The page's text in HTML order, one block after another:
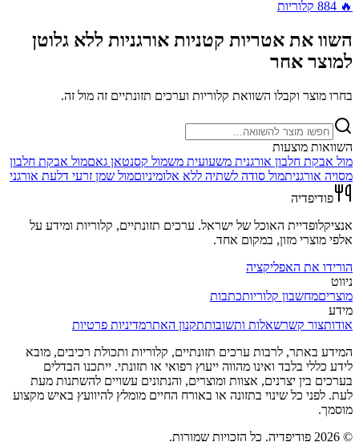
🔥
884 קלוריות
השוו את אטריות קטניות אורגניות ללא גלוטן
למוצר אחר
בחרו מוצר וקבלו השוואת קלוריות וערכים תזונתיים זה מול זה.
השוואות מוצעות
מול אבקת חלבון אורגנית משעועית משמול קסנטאן גאםמול אבקת חלבון
מסויה אורגניתמול סודה לשתיה ללא אלומיניוםמול שמן זרעי דלעת אורגני
פודיפדיה
אנציקלופדיית האוכל של ישראל. ערכים תזונתיים, קלוריות ומידע על
אלפי מוצרי מזון, במקום אחד.
הורידו את האפליקציה
ניווט
מוצריםמחשבון קלוריותכתבות
מידע
אודותצור קשרשאלות ותשובותתקנון האתרמדיניות פרטיות
המידע באתר, לרבות ערכים תזונתיים, קלוריות ותכולת רכיבים, מובא
לידע כללי בלבד ואינו מהווה ייעוץ רפואי או תזונתי. ייתכנו הבדלים
בערכים בין יצרנים, אצוות ומוצרים, והנתונים עשויים להשתנות מעת
לעת. לפני כל שינוי בתזונה או באורח החיים מומלץ להיוועץ באיש מקצוע
מוסמך.
©
2026 פודיפדיה. כל הזכויות שמורות.